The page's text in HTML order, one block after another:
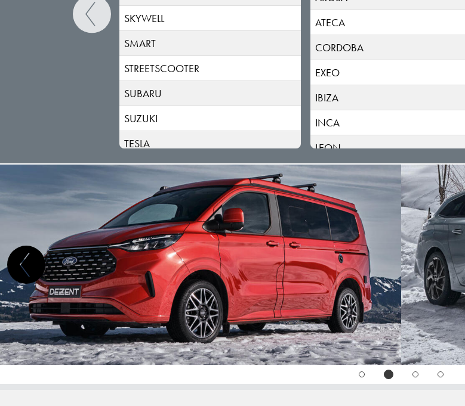
SKYWELL
SMART
STREETSCOOTER
SUBARU
SUZUKI
TESLA
TOGG
TOYOTA
TRAILER
VINFAST
VOLKSWAGEN
VOLVO
VOYAH
XPENG
ZEEKR
ATECA
CORDOBA
EXEO
IBIZA
INCA
LEON
MII
TARRACO
TOLEDO